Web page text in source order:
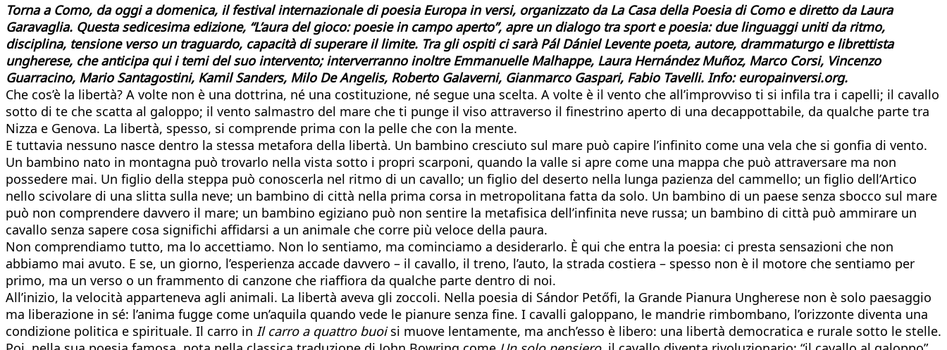
Torna a Como, da oggi a domenica, il festival internazionale di poesia Europa in versi, organizzato da La Casa della Poesia di Como e diretto da Laura
Garavaglia. Questa sedicesima edizione, “L’aura del gioco: poesie in campo aperto”, apre un dialogo tra sport e poesia: due linguaggi uniti da ritmo,
disciplina, tensione verso un traguardo, capacità di superare il limite. Tra gli ospiti ci sarà Pál Dániel Levente poeta, autore, drammaturgo e librettista
ungherese, che anticipa qui i temi del suo intervento; interverranno inoltre Emmanuelle Malhappe, Laura Hernández Muñoz, Marco Corsi, Vincenzo
Guarracino, Mario Santagostini, Kamil Sanders, Milo De Angelis, Roberto Galaverni, Gianmarco Gaspari, Fabio Tavelli. Info: europainversi.org.
Che cos’è la libertà? A volte non è una dottrina, né una costituzione, né segue una scelta. A volte è il vento che all’improvviso ti si infila tra i capelli; il cavallo
sotto di te che scatta al galoppo; il vento salmastro del mare che ti punge il viso attraverso il finestrino aperto di una decappottabile, da qualche parte tra
Nizza e Genova. La libertà, spesso, si comprende prima con la pelle che con la mente.
E tuttavia nessuno nasce dentro la stessa metafora della libertà. Un bambino cresciuto sul mare può capire l’infinito come una vela che si gonfia di vento.
Un bambino nato in montagna può trovarlo nella vista sotto i propri scarponi, quando la valle si apre come una mappa che può attraversare ma non
possedere mai. Un figlio della steppa può conoscerla nel ritmo di un cavallo; un figlio del deserto nella lunga pazienza del cammello; un figlio dell’Artico
nello scivolare di una slitta sulla neve; un bambino di città nella prima corsa in metropolitana fatta da solo. Un bambino di un paese senza sbocco sul mare
può non comprendere davvero il mare; un bambino egiziano può non sentire la metafisica dell’infinita neve russa; un bambino di città può ammirare un
cavallo senza sapere cosa significhi affidarsi a un animale che corre più veloce della paura.
Non comprendiamo tutto, ma lo accettiamo. Non lo sentiamo, ma cominciamo a desiderarlo. È qui che entra la poesia: ci presta sensazioni che non
abbiamo mai avuto. E se, un giorno, l’esperienza accade davvero – il cavallo, il treno, l’auto, la strada costiera – spesso non è il motore che sentiamo per
primo, ma un verso o un frammento di canzone che riaffiora da qualche parte dentro di noi.
All’inizio, la velocità apparteneva agli animali. La libertà aveva gli zoccoli. Nella poesia di Sándor Petőfi, la Grande Pianura Ungherese non è solo paesaggio
ma liberazione in sé: l’anima fugge come un’aquila quando vede le pianure senza fine. I cavalli galoppano, le mandrie rimbombano, l’orizzonte diventa una
condizione politica e spirituale. Il carro in Il carro a quattro buoisi muove lentamente, ma anch’esso è libero: una libertà democratica e rurale sotto le stelle.